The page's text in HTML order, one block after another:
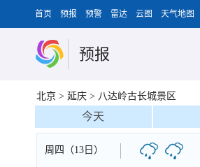
首页 预报 预警 雷达 云图 天气地图
预报
北京 > 延庆 > 八达岭古长城景区
今天
周四（13日）